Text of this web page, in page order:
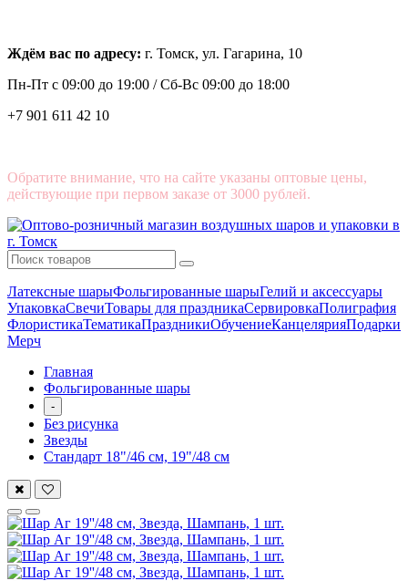
Ждём вас по адресу: г. Томск, ул. Гагарина, 10
Пн-Пт с 09:00 до 19:00 /Сб-Вс 09:00 до 18:00
+7 901 611 42 10
Обратите внимание, что на сайте указаны оптовые цены,
действующие при первом заказе от 3000 рублей.
Латексные шарыФольгированные шарыГелий и аксессуары
УпаковкаСвечиТовары для праздникаСервировкаПолиграфия
ФлористикаТематикаПраздникиОбучениеКанцелярияПодарки
Мерч
Главная
Фольгированные шары
-
Без рисунка
Звезды
Стандарт 18"/46 см, 19"/48 см